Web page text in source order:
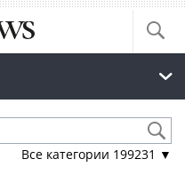
Все категории 199231 ▼